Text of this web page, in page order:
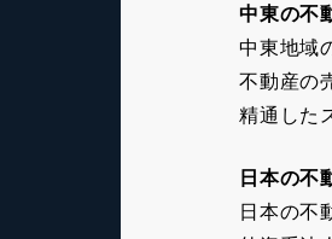
中東の不
中東地域
不動産の
精通した
日本の不
日本の不